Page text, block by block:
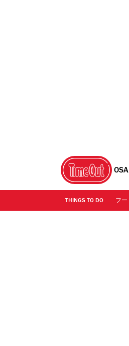
THINGS TO DO フ